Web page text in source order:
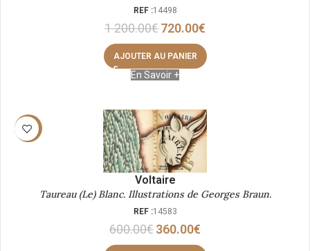
REF :14498
1 200.00€720.00€
AJOUTER AU PANIER
En Savoir +
-40%
Voltaire
Taureau (Le) Blanc. Illustrations de Georges Braun.
REF :14583
600.00€360.00€